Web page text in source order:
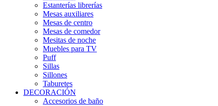
Estanterías librerías
Mesas auxiliares
Mesas de centro
Mesas de comedor
Mesitas de noche
Muebles para TV
Puff
Sillas
Sillones
Taburetes
DECORACIÓN
Accesorios de baño